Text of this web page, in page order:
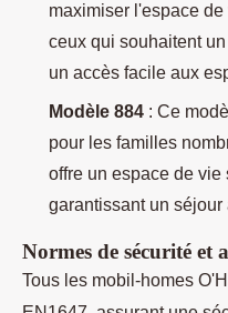
maximiser l'espace
ceux qui souhaitent un
un accès facile aux
Modèle 884 : Ce
pour les familles
offre un espace de
garantissant un séjour
Normes de sécurité et
Tous les mobil-homes